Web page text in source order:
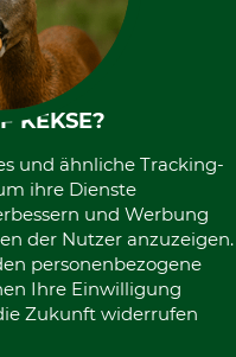
KEKSE?
und ähnliche Tracking-
ihre Dienste
und Werbung
der Nutzer anzuzeigen.
personenbezogene
Ihre Einwilligung
Zukunft widerrufen